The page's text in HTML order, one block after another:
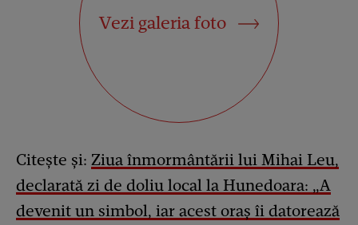
Vezi galeria foto
Citește și: Ziua înmormântării lui Mihai Leu,
declarată zi de doliu local la Hunedoara: „A
devenit un simbol, iar acest oraş îi datorează